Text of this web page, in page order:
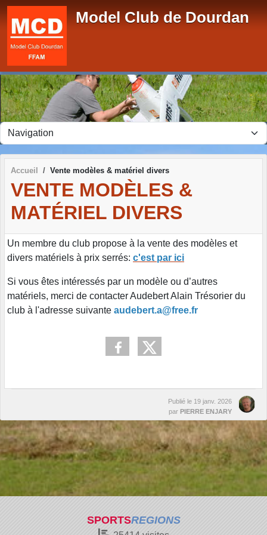
Model Club de Dourdan
Accueil Vente modèles & matériel divers
VENTE MODÈLES &
MATÉRIEL DIVERS
Un membre du club propose à la vente des modèles et
divers matériels à prix serrés: c'est par ici
Si vous êtes intéressés par un modèle ou d’autres
matériels, merci de contacter Audebert Alain Trésorier du
club à l'adresse suivante audebert.a@free.fr
Publié le 19 janv. 2026
par PIERRE ENJARY
SPORTSREGIONS
Panneau de gestion des cookies